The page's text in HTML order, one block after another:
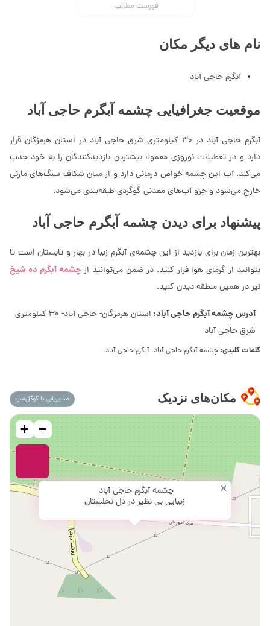
فهرست مطالب
نام های دیگر مکان
آبگرم حاجی آباد
موقعیت جغرافیایی چشمه آبگرم حاجی آباد
آبگرم حاجی آباد در 30 کیلومتری شرق حاجی آباد در استان هرمزگان قرار
دارد و در تعطیلات نوروزی معمولا بیشترین بازدیدکنندگان را به خود جذب
می‌کند. آب این چشمه خواص درمانی دارد و از میان شکاف سنگ‌های مارنی
خارج می‌شود و جزو آب‌های معدنی گوگردی طبقه‌بندی می‌شود.
پیشنهاد برای دیدن چشمه آبگرم حاجی آباد
بهترین زمان برای بازدید از این چشمه‌ی آبگرم زیبا در بهار و تابستان است تا
بتوانید از گرمای هوا فرار کنید. در ضمن می‌توانید از چشمه آبگرم ده شیخ
نیز در همین منطقه دیدن کنید.
آدرس چشمه آبگرم حاجی آباد:
استان هرمزگان- حاجی آباد- 30 کیلومتری
شرق حاجی آباد
کلمات کلیدی: چشمه آبگرم حاجی آباد، آبگرم حاجی آباد،
مکان‌های نزدیک مسیریابی با گوگل‌مپ
چشمه آبگرم حاجی آباد
زیبایی بی نظیر در دل نخلستان
×
+ −